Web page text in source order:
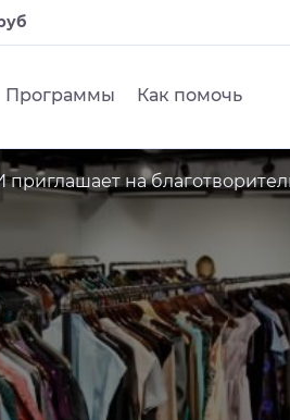
Программы Как помочь
на